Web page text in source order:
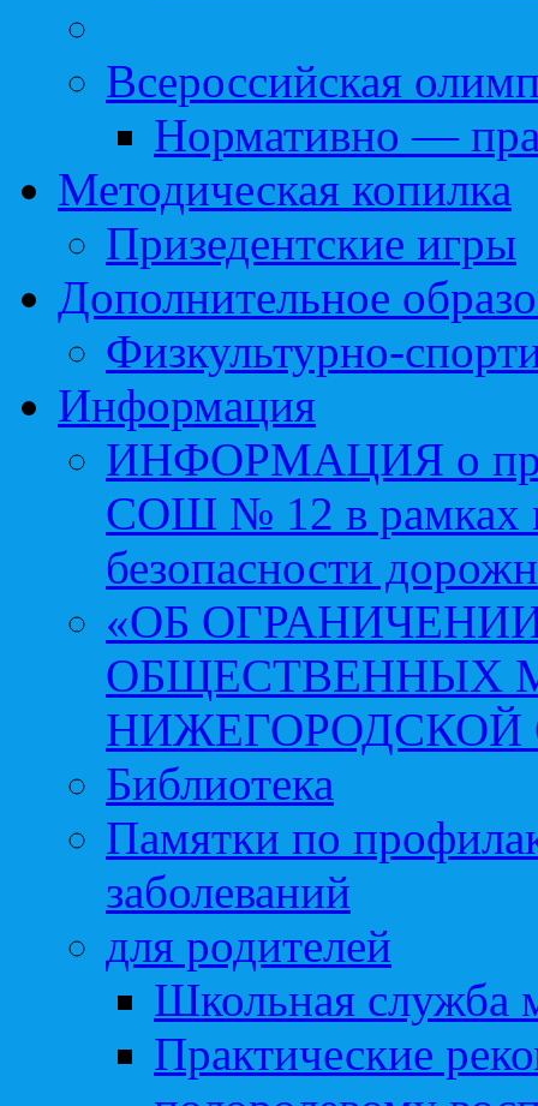
Всероссийская
Нормативно —
Методическая копилка
Призедентские игры
Дополнительное
Физкультурно-
Информация
ИНФОРМАЦИЯ о
СОШ № 12 в рамках
безопасности
«ОБ
ОБЩЕСТВЕННЫХ
НИЖЕГОРОДСКОЙ
Библиотека
Памятки по
заболеваний
для родителей
Школьная служба
Практические